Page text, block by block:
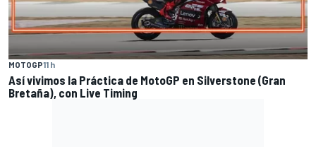
MOTOGP11 h
Así vivimos la Práctica de MotoGP en Silverstone (Gran
Bretaña), con Live Timing